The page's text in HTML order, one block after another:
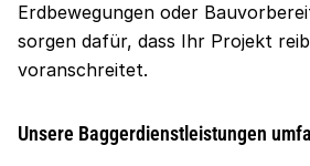
Erdbewegungen oder
sorgen dafür, dass Ihr Projekt
voranschreitet.
Unsere Baggerdienstleistungen